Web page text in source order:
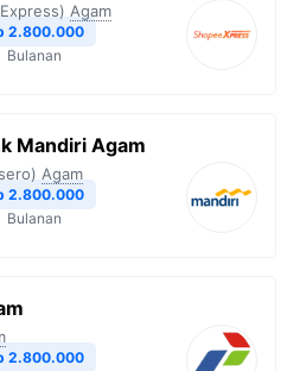
Agam
2.800.000
Bulanan
Mandiri Agam
Agam
2.800.000
Bulanan
2.800.000